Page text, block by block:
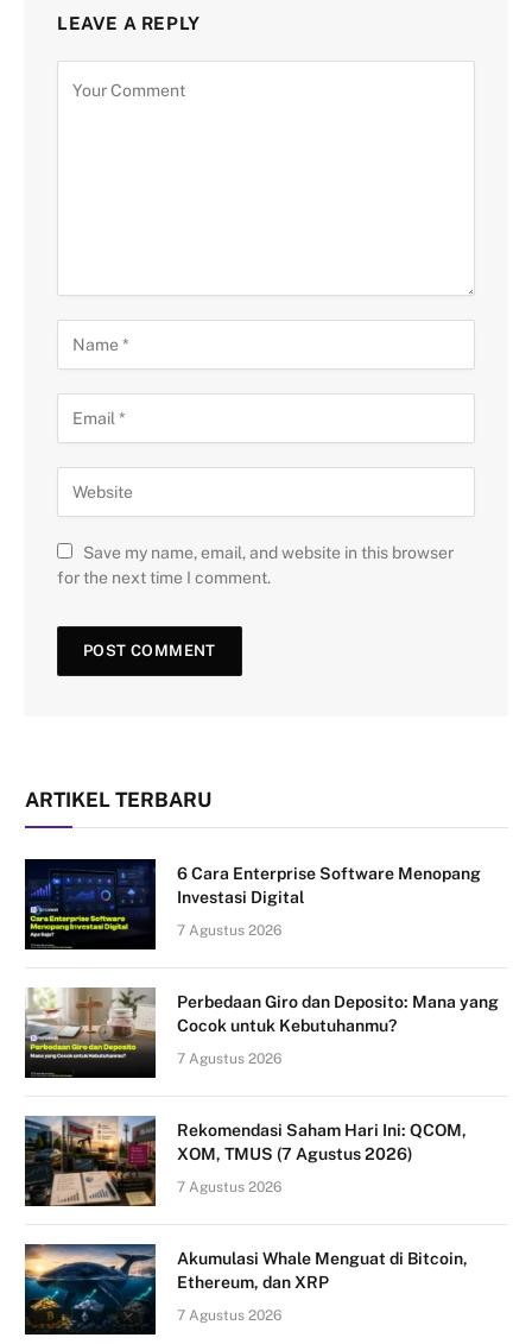
LEAVE A REPLY
Save my name, email, and website in this browser
for the next time I comment.
ARTIKEL TERBARU
6 Cara Enterprise Software Menopang
Investasi Digital
7 Agustus 2026
Perbedaan Giro dan Deposito: Mana yang
Cocok untuk Kebutuhanmu?
7 Agustus 2026
Rekomendasi Saham Hari Ini: QCOM,
XOM, TMUS (7 Agustus 2026)
7 Agustus 2026
Akumulasi Whale Menguat di Bitcoin,
Ethereum, dan XRP
7 Agustus 2026